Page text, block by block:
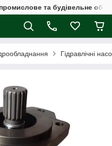
промислове та будівельне
Гідравлічні